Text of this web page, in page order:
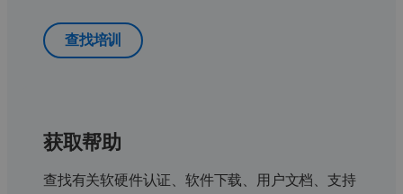
查找培训
获取帮助
查找有关软硬件认证、软件下载、用户文档、支持